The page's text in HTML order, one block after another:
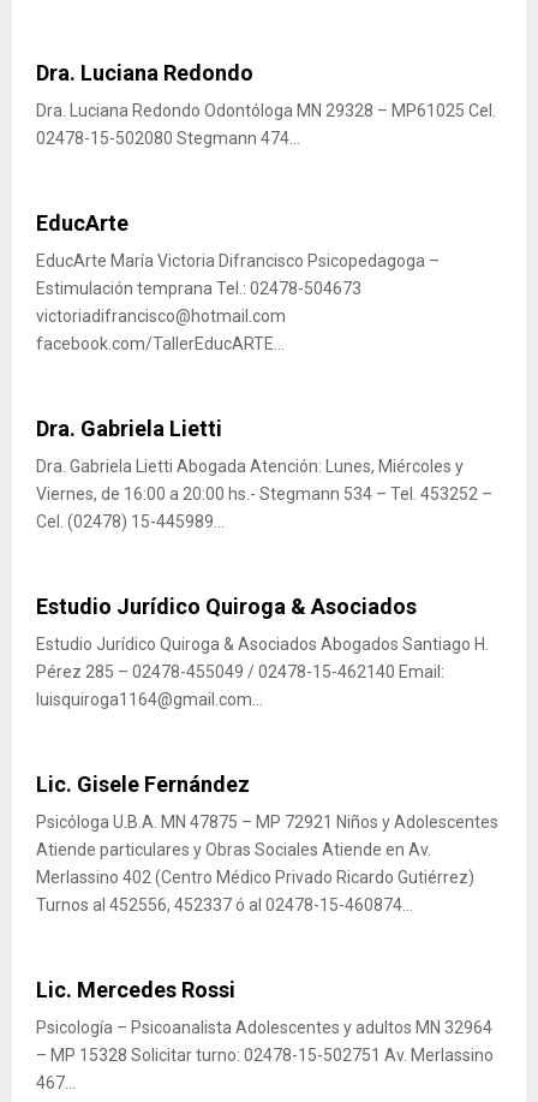
Dra. Luciana Redondo
Dra. Luciana Redondo Odontóloga MN 29328 – MP61025 Cel.
02478-15-502080 Stegmann 474...
EducArte
EducArte María Victoria Difrancisco Psicopedagoga –
Estimulación temprana Tel.: 02478-504673
victoriadifrancisco@hotmail.com
facebook.com/TallerEducARTE...
Dra. Gabriela Lietti
Dra. Gabriela Lietti Abogada Atención: Lunes, Miércoles y
Viernes, de 16:00 a 20:00 hs.- Stegmann 534 – Tel. 453252 –
Cel. (02478) 15-445989...
Estudio Jurídico Quiroga & Asociados
Estudio Jurídico Quiroga & Asociados Abogados Santiago H.
Pérez 285 – 02478-455049 / 02478-15-462140 Email:
luisquiroga1164@gmail.com...
Lic. Gisele Fernández
Psicóloga U.B.A. MN 47875 – MP 72921 Niños y Adolescentes
Atiende particulares y Obras Sociales Atiende en Av.
Merlassino 402 (Centro Médico Privado Ricardo Gutiérrez)
Turnos al 452556, 452337 ó al 02478-15-460874...
Lic. Mercedes Rossi
Psicología – Psicoanalista Adolescentes y adultos MN 32964
– MP 15328 Solicitar turno: 02478-15-502751 Av. Merlassino
467...